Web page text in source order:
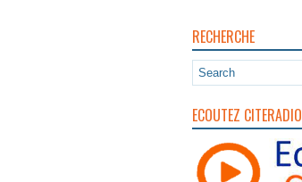
RECHERCHE
ECOUTEZ CITERADIO